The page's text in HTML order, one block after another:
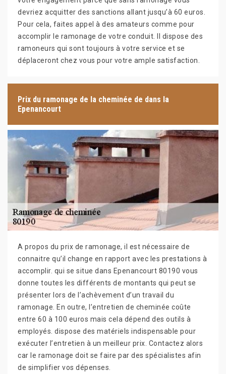
devriez acquitter des sanctions allant jusqu’à 60 euros.
Pour cela, faites appel à des amateurs comme pour
accomplir le ramonage de votre conduit. Il dispose des
ramoneurs qui sont toujours à votre service et se
déplaceront chez vous pour votre ample satisfaction.
Prix du ramonage de la cheminée de dans la
Epenancourt
A propos du prix de ramonage, il est nécessaire de
connaitre qu’il change en rapport avec les prestations à
accomplir. qui se situe dans Epenancourt 80190 vous
donne toutes les différents de montants qui peut se
présenter lors de l’achèvement d’un travail du
ramonage. En outre, l’entretien de cheminée coûte
entre 60 à 100 euros mais cela dépend des outils à
employés. dispose des matériels indispensable pour
exécuter l’entretien à un meilleur prix. Contactez alors
car le ramonage doit se faire par des spécialistes afin
de simplifier vos dépenses.